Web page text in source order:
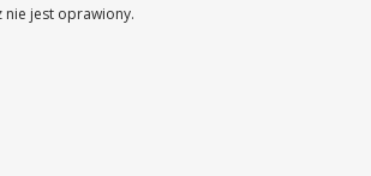
nie jest oprawiony.